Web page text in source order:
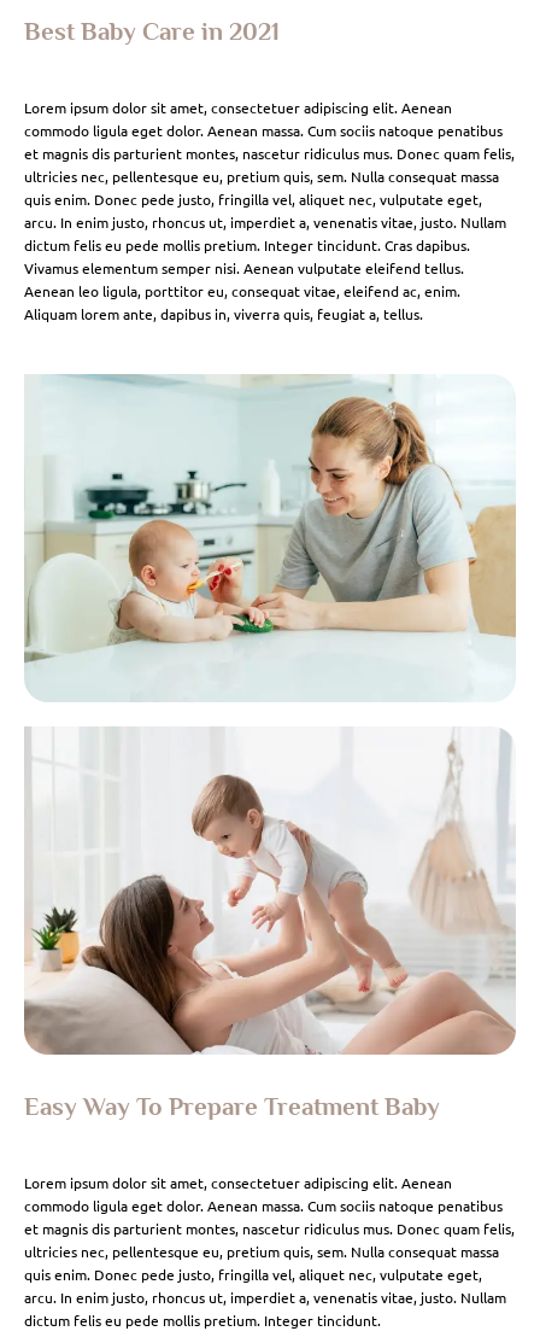
Best Baby Care in 2021
Lorem ipsum dolor sit amet, consectetuer adipiscing elit. Aenean
commodo ligula eget dolor. Aenean massa. Cum sociis natoque penatibus
et magnis dis parturient montes, nascetur ridiculus mus. Donec quam felis,
ultricies nec, pellentesque eu, pretium quis, sem. Nulla consequat massa
quis enim. Donec pede justo, fringilla vel, aliquet nec, vulputate eget,
arcu. In enim justo, rhoncus ut, imperdiet a, venenatis vitae, justo. Nullam
dictum felis eu pede mollis pretium. Integer tincidunt. Cras dapibus.
Vivamus elementum semper nisi. Aenean vulputate eleifend tellus.
Aenean leo ligula, porttitor eu, consequat vitae, eleifend ac, enim.
Aliquam lorem ante, dapibus in, viverra quis, feugiat a, tellus.
Easy Way To Prepare Treatment Baby
Lorem ipsum dolor sit amet, consectetuer adipiscing elit. Aenean
commodo ligula eget dolor. Aenean massa. Cum sociis natoque penatibus
et magnis dis parturient montes, nascetur ridiculus mus. Donec quam felis,
ultricies nec, pellentesque eu, pretium quis, sem. Nulla consequat massa
quis enim. Donec pede justo, fringilla vel, aliquet nec, vulputate eget,
arcu. In enim justo, rhoncus ut, imperdiet a, venenatis vitae, justo. Nullam
dictum felis eu pede mollis pretium. Integer tincidunt.